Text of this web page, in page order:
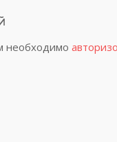
необходимо